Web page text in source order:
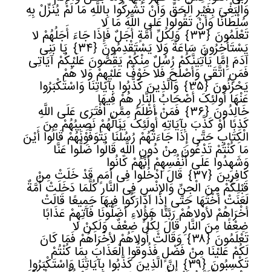
وَالْبَغْیَ بِغَیْرِ الْحَقِّ وَأَنْ تُشْرِکُوا بِاللَّهِ مَا لَمْ یُنَزِّلْ بِهِ
سُلْطَانًا وَأَنْ تَقُولُوا عَلَى اللَّهِ مَا لا
تَعْلَمُونَ ﴿٣٣﴾ وَلِکُلِّ أُمَّةٍ أَجَلٌ فَإِذَا جَاءَ أَجَلُهُمْ لا
یَسْتَأْخِرُونَ سَاعَةً وَلا یَسْتَقْدِمُونَ ﴿٣٤﴾ یَا بَنِی
آدَمَ إِمَّا یَأْتِیَنَّکُمْ رُسُلٌ مِنْکُمْ یَقُصُّونَ عَلَیْکُمْ آیَاتِی
فَمَنِ اتَّقَى وَأَصْلَحَ فَلا خَوْفٌ عَلَیْهِمْ وَلا هُمْ
یَحْزَنُونَ﴿٣٥﴾ وَالَّذِینَ کَذَّبُوا بِآیَاتِنَا وَاسْتَکْبَرُوا
عَنْهَا أُولَئِکَ أَصْحَابُ النَّارِ هُمْ فِیهَا
خَالِدُونَ﴿٣٦﴾ فَمَنْ أَظْلَمُ مِمَّنِ افْتَرَى عَلَى اللَّهِ
کَذِبًا أَوْ کَذَّبَ بِآیَاتِهِ أُولَئِکَ یَنَالُهُمْ نَصِیبُهُمْ مِنَ
الْکِتَابِ حَتَّى إِذَا جَاءَتْهُمْ رُسُلُنَا یَتَوَفَّوْنَهُمْ قَالُوا أَیْنَ
مَا کُنْتُمْ تَدْعُونَ مِنْ دُونِ اللَّهِ قَالُوا ضَلُّوا عَنَّا
وَشَهِدُوا عَلَى أَنْفُسِهِمْ أَنَّهُمْ کَانُوا
کَافِرِینَ ﴿٣٧﴾ قَالَ ادْخُلُوا فِی أُمَمٍ قَدْ خَلَتْ مِنْ
قَبْلِکُمْ مِنَ الْجِنِّ وَالإنْسِ فِی النَّارِ کُلَّمَا دَخَلَتْ أُمَّةٌ
لَعَنَتْ أُخْتَهَا حَتَّى إِذَا ادَّارَکُوا فِیهَا جَمِیعًا قَالَتْ
أُخْرَاهُمْ لأولاهُمْ رَبَّنَا هَؤُلاءِ أَضَلُّونَا فَآتِهِمْ عَذَابًا
ضِعْفًا مِنَ النَّارِ قَالَ لِکُلٍّ ضِعْفٌ وَلَکِنْ لا
تَعْلَمُونَ﴿٣٨﴾ وَقَالَتْ أُولاهُمْ لأخْرَاهُمْ فَمَا کَانَ
لَکُمْ عَلَیْنَا مِنْ فَضْلٍ فَذُوقُوا الْعَذَابَ بِمَا کُنْتُمْ
تَکْسِبُونَ﴿٣٩﴾ إِنَّ الَّذِینَ کَذَّبُوا بِآیَاتِنَا وَاسْتَکْبَرُوا